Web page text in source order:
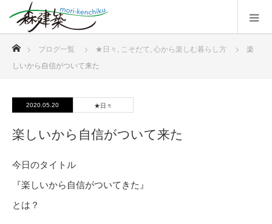
ブログ一覧 ★日々 , こそだて, 心から楽しむ暮らし方
楽
しいから自信がついて来た
2020.05.20 ★日々
楽しいから自信がついて来た
今日のタイトル
『楽しいから自信がついてきた』
とは？